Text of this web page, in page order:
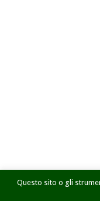
Questo sito o gli